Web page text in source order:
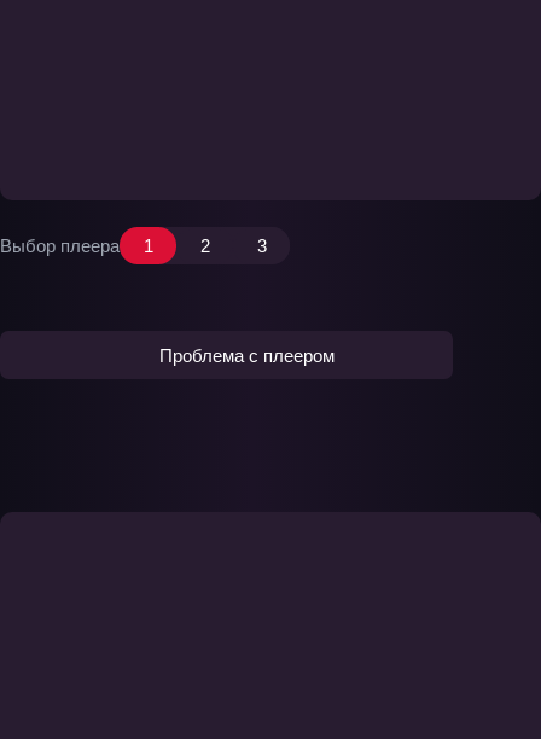
Выбор плеера 1 2 3
Проблема с плеером